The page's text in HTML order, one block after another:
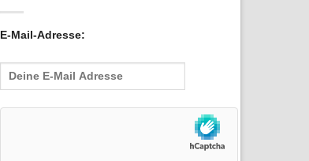
E-Mail-Adresse: